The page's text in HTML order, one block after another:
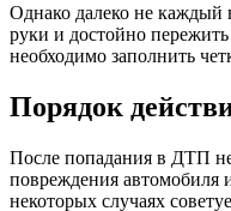
Однако далеко не каждый
руки и достойно
необходимо заполнить
Порядок
После попадания в ДТП
повреждения автомобиля
некоторых случаях